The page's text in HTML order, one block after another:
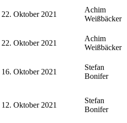
22. Oktober 2021
Achim
Weißbäcker
22. Oktober 2021
Achim
Weißbäcker
16. Oktober 2021
Stefan
Bonifer
12. Oktober 2021
Stefan
Bonifer